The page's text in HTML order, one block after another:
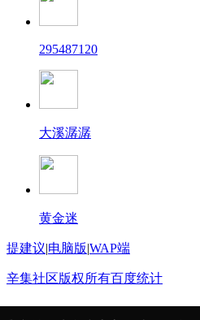
295487120
大溪潺潺
黄金迷
提建议|电脑版|WAP端
辛集社区版权所有百度统计